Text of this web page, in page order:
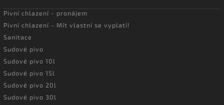
Pivní chlazení - pronájem
Pivní chlazení - Mít vlastní se vyplatí!
Sanitace
Sudové pivo
Sudové pivo 10l
Sudové pivo 15l
Sudové pivo 20l
Sudové pivo 30l